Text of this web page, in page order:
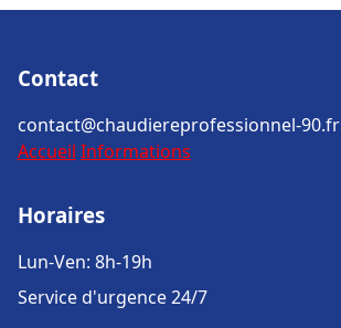
Contact
contact@chaudiereprofessionnel-90.fr
Accueil Informations
Horaires
Lun-Ven: 8h-19h
Service d'urgence 24/7